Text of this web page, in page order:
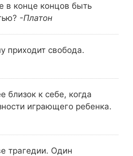
в конце концов быть
-Платон
приходит свобода.
близок к себе, когда
играющего ребенка.
трагедии. Один